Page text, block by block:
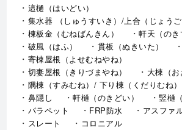
這樋（はいどい）
集水器 （しゅうすいき）/上合（じょうご
棟板金（むねばんきん）
軒天（のき
破風（はふ）
貫板（ぬきいた）
寄棟屋根（よせむねやね）
切妻屋根（きりづまやね）
大棟（お
隅棟（すみむね）/ 下り棟（くだりむね）
鼻隠し
軒樋（のきどい）
竪樋
パラペット
FRP防水
アスファ
スレート
コロニアル